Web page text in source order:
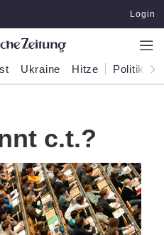
Login
Ukraine Hitze Politik
c.t.?